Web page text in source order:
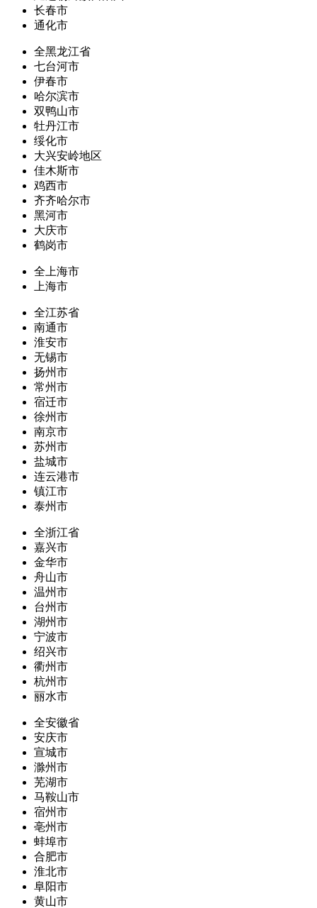
长春市
通化市
全黑龙江省
七台河市
伊春市
哈尔滨市
双鸭山市
牡丹江市
绥化市
大兴安岭地区
佳木斯市
鸡西市
齐齐哈尔市
黑河市
大庆市
鹤岗市
全上海市
上海市
全江苏省
南通市
淮安市
无锡市
扬州市
常州市
宿迁市
徐州市
南京市
苏州市
盐城市
连云港市
镇江市
泰州市
全浙江省
嘉兴市
金华市
舟山市
温州市
台州市
湖州市
宁波市
绍兴市
衢州市
杭州市
丽水市
全安徽省
安庆市
宣城市
滁州市
芜湖市
马鞍山市
宿州市
亳州市
蚌埠市
合肥市
淮北市
阜阳市
黄山市